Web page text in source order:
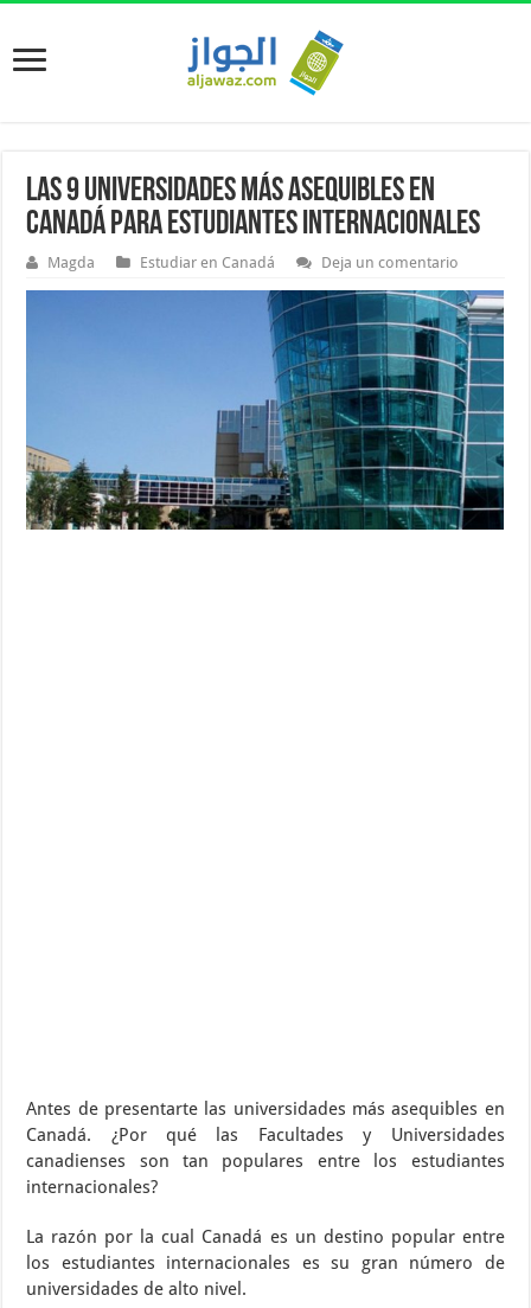
Las 9 Universidades Más Asequibles en
Canadá para Estudiantes Internacionales
Magda Estudiar en Canadá Deja un comentario
Antes de presentarte las universidades más asequibles en
Canadá. ¿Por qué las Facultades y Universidades
canadienses son tan populares entre los estudiantes
internacionales?
La razón por la cual Canadá es un destino popular entre
los estudiantes internacionales es su gran número de
universidades de alto nivel.